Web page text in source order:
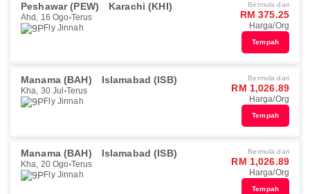
Peshawar (PEW) Karachi (KHI)
Ahd, 16 Ogo Terus
Fly Jinnah
Bermula dari
RM 375.25
Harga/Org
Tempah
Manama (BAH) Islamabad (ISB)
Kha, 30 Jul Terus
Fly Jinnah
Bermula dari
RM 1,026.89
Harga/Org
Tempah
Manama (BAH) Islamabad (ISB)
Kha, 20 Ogo Terus
Fly Jinnah
Bermula dari
RM 1,026.89
Harga/Org
Tempah